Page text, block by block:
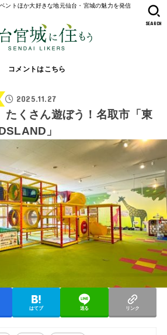
ントほか大好きな地元仙台・宮城の魅力を発信
コメントはこちら
SEARCH
2025.11.27
たくさん遊ぼう！名取市「東
」
はてブ 送る リンク